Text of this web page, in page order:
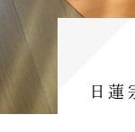
日蓮